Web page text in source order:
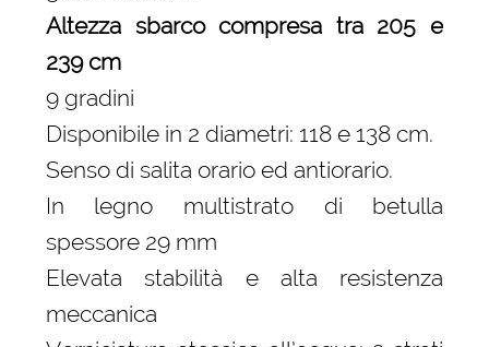
Altezza sbarco compresa tra 205 e
239 cm
9 gradini
Disponibile in 2 diametri: 118 e 138 cm.
Senso di salita orario ed antiorario.
In legno multistrato di betulla
spessore 29 mm
Elevata stabilità e alta resistenza
meccanica